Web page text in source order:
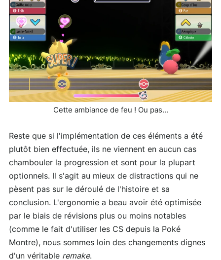
Cette ambiance de feu ! Ou pas...
Reste que si l'implémentation de ces éléments a été
plutôt bien effectuée, ils ne viennent en aucun cas
chambouler la progression et sont pour la plupart
optionnels. Il s'agit au mieux de distractions qui ne
pèsent pas sur le déroulé de l'histoire et sa
conclusion. L'ergonomie a beau avoir été optimisée
par le biais de révisions plus ou moins notables
(comme le fait d'utiliser les CS depuis la Poké
Montre), nous sommes loin des changements dignes
d'un véritable remake.